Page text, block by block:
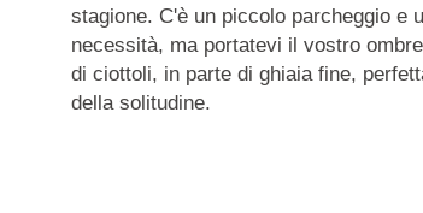
stagione. C'è un piccolo parcheggio e
necessità, ma portatevi il vostro
di ciottoli, in parte di ghiaia fine,
della solitudine.